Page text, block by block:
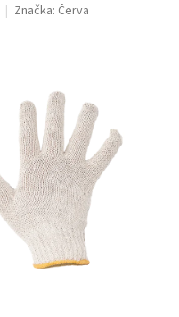
Značka: Červa